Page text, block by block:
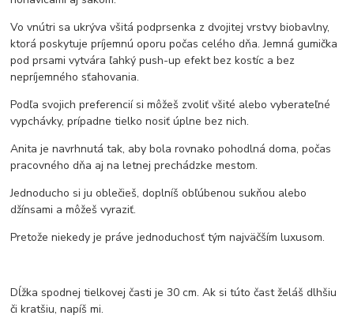
Vo vnútri sa ukrýva všitá podprsenka z dvojitej vrstvy biobavlny,
ktorá poskytuje príjemnú oporu počas celého dňa. Jemná gumička
pod prsami vytvára ľahký push-up efekt bez kostíc a bez
nepríjemného sťahovania.
Podľa svojich preferencií si môžeš zvoliť všité alebo vyberateľné
vypchávky, prípadne tielko nosiť úplne bez nich.
Anita je navrhnutá tak, aby bola rovnako pohodlná doma, počas
pracovného dňa aj na letnej prechádzke mestom.
Jednoducho si ju oblečieš, doplníš obľúbenou sukňou alebo
džínsami a môžeš vyraziť.
Pretože niekedy je práve jednoduchosť tým najväčším luxusom.
Dĺžka spodnej tielkovej časti je 30 cm. Ak si túto čast želáš dlhšiu
či kratšiu, napíš mi.